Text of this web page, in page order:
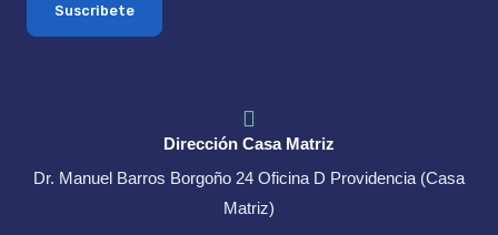
Suscribete
Dirección Casa Matriz
Dr. Manuel Barros Borgoño 24 Oficina D Providencia (Casa
Matriz)